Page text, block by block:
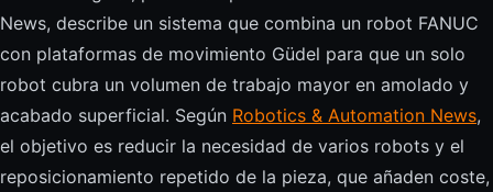
News, describe un sistema que combina un robot FANUC
con plataformas de movimiento Güdel para que un solo
robot cubra un volumen de trabajo mayor en amolado y
acabado superficial. Según Robotics & Automation News,
el objetivo es reducir la necesidad de varios robots y el
reposicionamiento repetido de la pieza, que añaden coste,